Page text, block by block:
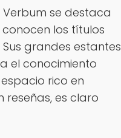
se destaca
los títulos
grandes estantes
el conocimiento
rico en
es claro